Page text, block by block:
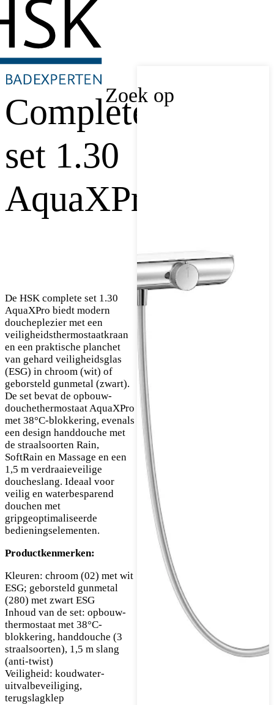
Zoek op
Complete-
set 1.30
AquaXPro
De HSK complete set 1.30
AquaXPro biedt modern
doucheplezier met een
veiligheidsthermostaatkraan
en een praktische planchet
van gehard veiligheidsglas
(ESG) in chroom (wit) of
geborsteld gunmetal (zwart).
De set bevat de opbouw-
douchethermostaat AquaXPro
met 38°C-blokkering, evenals
een design handdouche met
de straalsoorten Rain,
SoftRain en Massage en een
1,5 m verdraaieveilige
doucheslang. Ideaal voor
veilig en waterbesparend
douchen met
gripgeoptimaliseerde
bedieningselementen.
Productkenmerken:
Kleuren: chroom (02) met wit
ESG; geborsteld gunmetal
(280) met zwart ESG
Inhoud van de set: opbouw-
thermostaat met 38°C-
blokkering, handdouche (3
straalsoorten), 1,5 m slang
(anti-twist)
Veiligheid: koudwater-
uitvalbeveiliging,
terugslagklep